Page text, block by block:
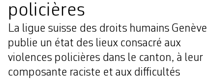
policières
La ligue suisse des droits humains Genève
publie un état des lieux consacré aux
violences policières dans le canton, à leur
composante raciste et aux difficultés